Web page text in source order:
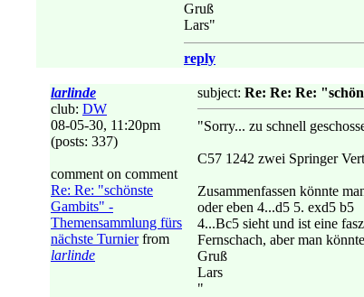
Gruß
Lars"
reply
larlinde
club: DW
08-05-30, 11:20pm
(posts: 337)
comment on comment
Re: Re: "schönste
Gambits" -
Themensammlung fürs
nächste Turnierfrom
larlinde
subject: Re: Re: Re:
"Sorry... zu schnell
C57 1242 zwei Springer
Zusammenfassen könnte
oder eben 4...d5 5. exd5 b5
4...Bc5 sieht und ist eine
Fernschach, aber man
Gruß
Lars
"